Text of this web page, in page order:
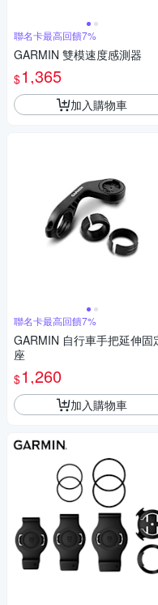
聯名卡最高回饋7%
GARMIN 雙模速度感測器
$1,365
加入購物車
聯名卡最高回饋7%
GARMIN 自行車手把延伸固
座
$1,260
加入購物車